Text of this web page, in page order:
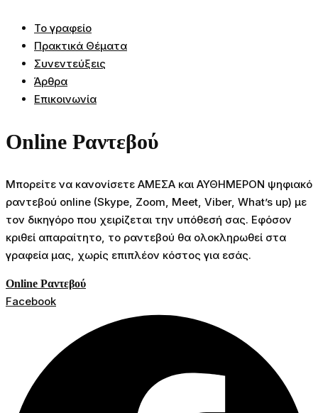
Το γραφείο
Πρακτικά Θέματα
Συνεντεύξεις
Άρθρα
Επικοινωνία
Online Ραντεβού
Μπορείτε να κανονίσετε ΑΜΕΣΑ και ΑΥΘΗΜΕΡΟΝ ψηφιακό
ραντεβού online (Skype, Zoom, Meet, Viber, What’s up) με
τον δικηγόρο που χειρίζεται την υπόθεσή σας. Εφόσον
κριθεί απαραίτητο, το ραντεβού θα ολοκληρωθεί στα
γραφεία μας, χωρίς επιπλέον κόστος για εσάς.
Online Ραντεβού
Facebook